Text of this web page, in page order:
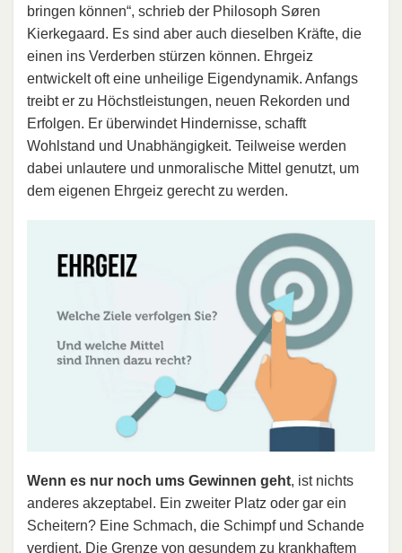
bringen können“, schrieb der Philosoph Søren
Kierkegaard. Es sind aber auch dieselben Kräfte, die
einen ins Verderben stürzen können. Ehrgeiz
entwickelt oft eine unheilige Eigendynamik. Anfangs
treibt er zu Höchstleistungen, neuen Rekorden und
Erfolgen. Er überwindet Hindernisse, schafft
Wohlstand und Unabhängigkeit. Teilweise werden
dabei unlautere und unmoralische Mittel genutzt, um
dem eigenen Ehrgeiz gerecht zu werden.
Wenn es nur noch ums Gewinnen geht, ist nichts
anderes akzeptabel. Ein zweiter Platz oder gar ein
Scheitern? Eine Schmach, die Schimpf und Schande
verdient. Die Grenze von gesundem zu krankhaftem